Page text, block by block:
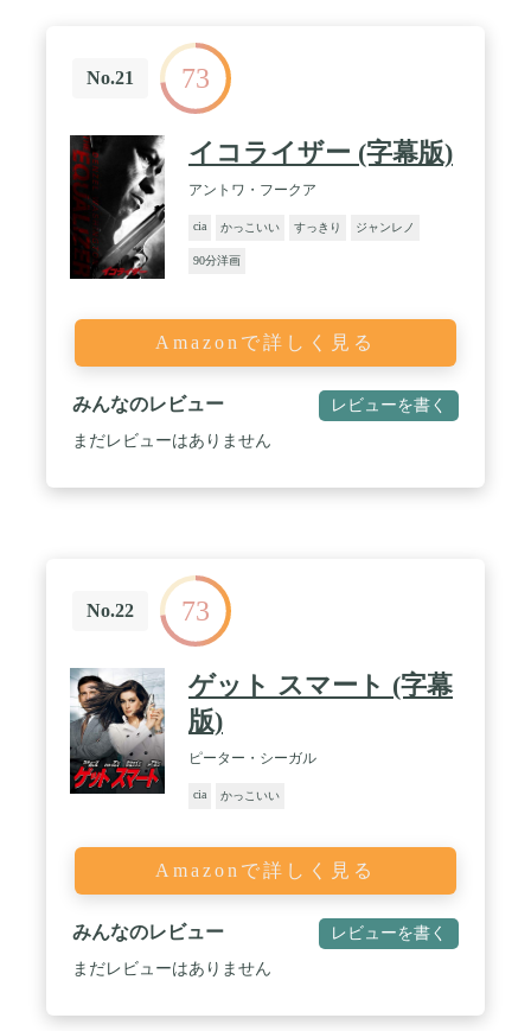
No.21 73
イコライザー (字幕版)
アントワ・フークア
cia かっこいい すっきり ジャンレノ
90分洋画
Amazonで詳しく見る
みんなのレビュー レビューを書く
まだレビューはありません
No.22 73
ゲット スマート (字幕
版)
ピーター・シーガル
cia かっこいい
Amazonで詳しく見る
みんなのレビュー レビューを書く
まだレビューはありません